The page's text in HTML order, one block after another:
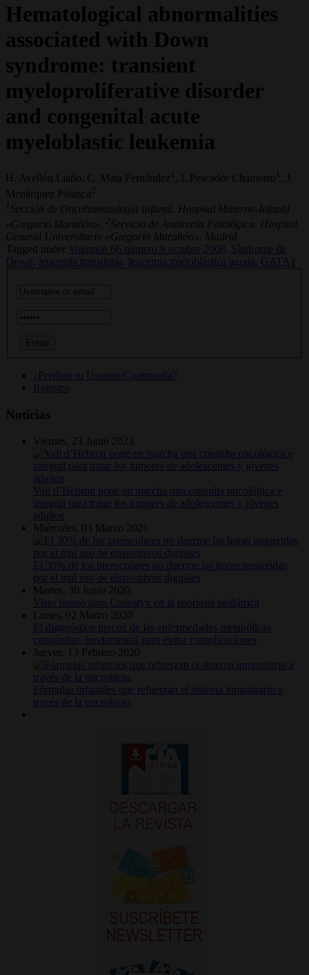
Hematological abnormalities
associated with Down
syndrome: transient
myeloproliferative disorder
and congenital acute
myeloblastic leukemia
H. Avellón Liaño, C. Mata Fernández 1 , I. Pescador Chamorro 1
, J.
Menárquez Palanca
1 Sección de Oncohematología Infantil. Hospital Materno-Infantil
«Gregorio Marañón».
2 Servicio de Anatomía Patológica. Hospital
General Universitario «Gregorio Marañón». Madrid
Tagged under
Volumen 66 número 9 octubre 2008,
Síndrome de
Down,
leucemia transitoria, leucemia mieloblástica aguda, GATA1
¿Perdiste tu Usuario/Contraseña?
Registro
Noticias
Viernes, 23 Junio 2023
Vall d’Hebron pone en marcha una consulta oncológica e
integral para tratar los tumores de adolescentes y jóvenes
adultos
Miércoles, 03 Marzo 2021
El 30% de los preescolares no duerme las horas requeridas
por el mal uso de dispositivos digitales
Martes, 30 Junio 2020
Visto bueno para Cosentyx en la psoriasis pediátrica
Lunes, 02 Marzo 2020
El diagnóstico precoz de las enfermedades metabólicas
congénitas, fundamental para evitar complicaciones
Jueves, 13 Febrero 2020
Fórmulas infantiles que refuerzan el sistema inmunitario a
través de la microbiota